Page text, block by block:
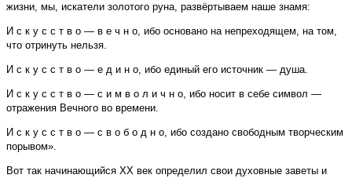
жизни, мы, искатели золотого руна, развёртываем наше знамя:
И с к у с с т в о — в е ч н о, ибо основано на непреходящем, на том,
что отринуть нельзя.
И с к у с с т в о — е д и н о, ибо единый его источник — душа.
И с к у с с т в о — с и м в о л и ч н о, ибо носит в себе символ —
отражения Вечного во времени.
И с к у с с т в о — с в о б о д н о, ибо создано свободным творческим
порывом».
Вот так начинающийся XX век определил свои духовные заветы и